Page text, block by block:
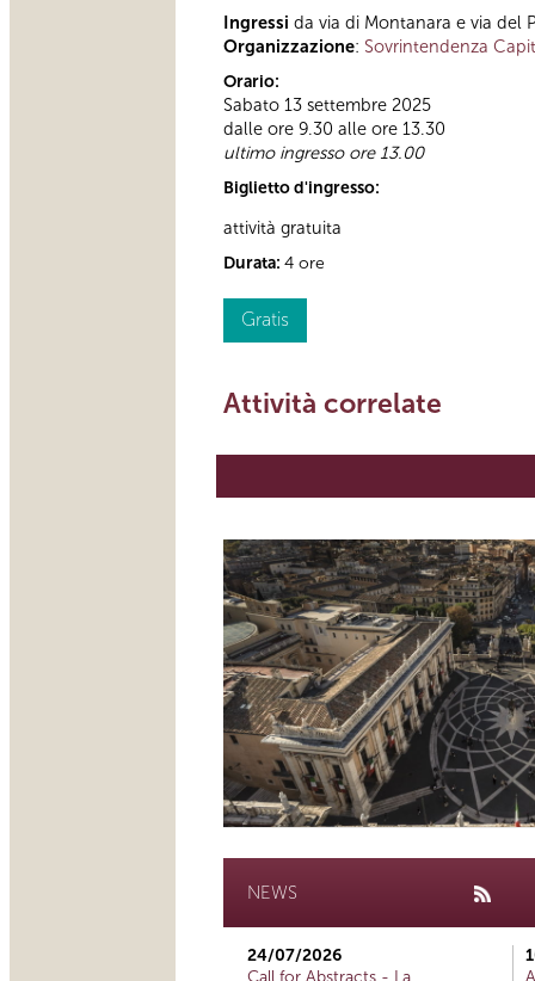
Ingressi da via di Montanara e via del
Organizzazione: Sovrintendenza
Orario:
Sabato 13 settembre 2025
dalle ore 9.30 alle ore 13.30
ultimo ingresso ore 13.00
Biglietto d'ingresso:
attività gratuita
Durata: 4 ore
Gratis
Attività correlate
NEWS
24/07/2026